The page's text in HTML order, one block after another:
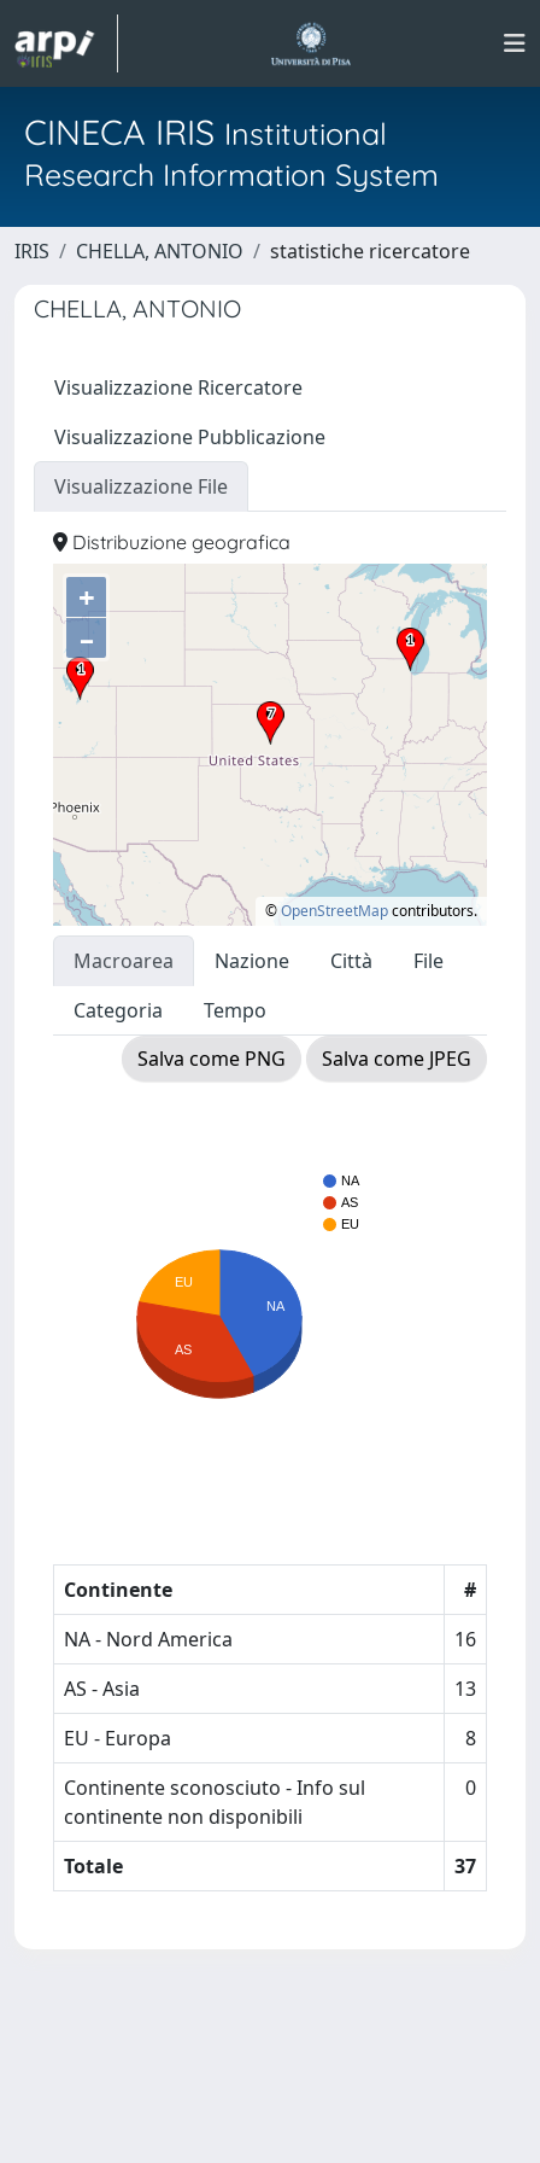
CINECA IRIS Institutional
Research Information System
IRIS CHELLA, ANTONIO statistiche ricercatore
CHELLA, ANTONIO
Visualizzazione Ricercatore
Visualizzazione Pubblicazione
Visualizzazione File
Distribuzione geografica
+
–
©OpenStreetMapcontributors.
Macroarea Nazione Città
File
Categoria
Tempo
Salva come PNG
Salva come JPEG
NA
AS
EU
NA
EU
AS
Continente
#
NA - Nord America
16
AS - Asia
13
EU - Europa
8
Continente sconosciuto - Info sul
continente non disponibili
0
Totale 37